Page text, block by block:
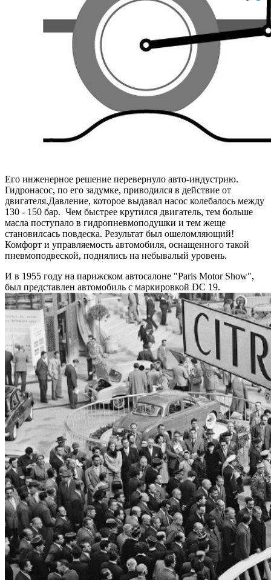
Его инженерное решение перевернуло авто-индустрию.
Гидронасос, по его задумке, приводился в действие от
двигателя.Давление, которое выдавал насос колебалось между
130 - 150 бар. Чем быстрее крутился двигатель, тем больше
масла поступало в гидропневмоподушки и тем жеще
становилсась повдеска. Результат был ошеломляющий!
Комфорт и управляемость автомобиля, оснащенного такой
пневмоподвеской, поднялись на небывалый уровень.
И в 1955 году на парижском автосалоне "Paris Motor Show",
был представлен автомобиль с маркировкой DC 19.